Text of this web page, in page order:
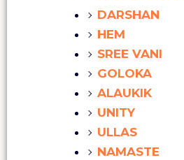
DARSHAN
HEM
SREE VANI
GOLOKA
ALAUKIK
UNITY
ULLAS
NAMASTE